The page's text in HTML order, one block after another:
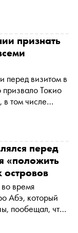
признать
перед визитом в
Токио
в том числе
перед
«положить
время
Абэ, который
пообещал, что